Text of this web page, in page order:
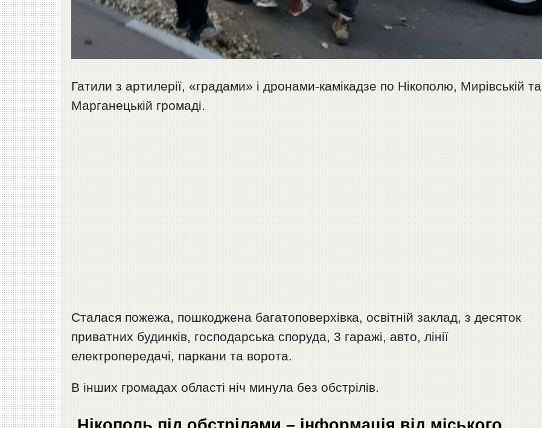
Гатили з артилерії, «градами» і дронами-камікадзе по Нікополю, Мирівській та
Марганецькій громаді.
Сталася пожежа, пошкоджена багатоповерхівка, освітній заклад, з десяток
приватних будинків, господарська споруда, 3 гаражі, авто, лінії
електропередачі, паркани та ворота.
В інших громадах області ніч минула без обстрілів.